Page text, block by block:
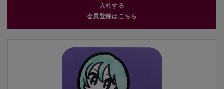
入札する
会員登録はこちら